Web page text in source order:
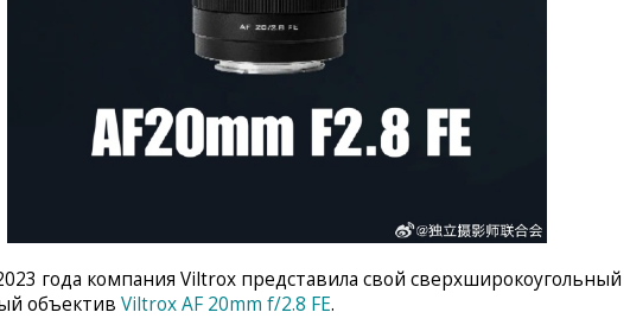
года компания Viltrox представила свой сверхширокоугольный
объектив Viltrox AF 20mm f/2.8 FE.